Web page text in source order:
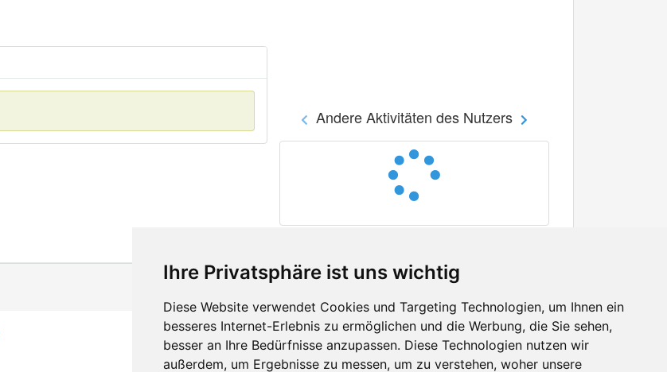
Ihre Privatsphäre ist uns wichtig
Diese Website verwendet Cookies und Targeting Technologien, um Ihnen ein
besseres Internet-Erlebnis zu ermöglichen und die Werbung, die Sie sehen,
besser an Ihre Bedürfnisse anzupassen. Diese Technologien nutzen wir
außerdem, um Ergebnisse zu messen, um zu verstehen, woher unsere
Andere Aktivitäten des Nutzers
Kontakt
Feedback
Facebook
Twitter